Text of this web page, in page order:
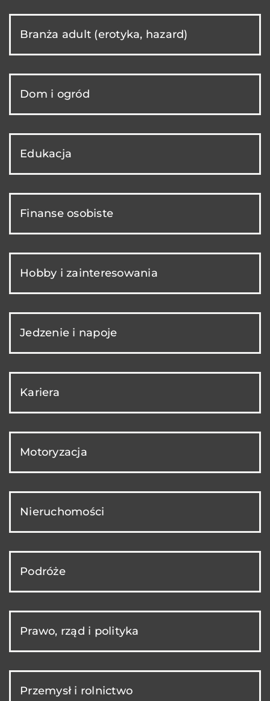
Branża adult (erotyka, hazard)
Dom i ogród
Edukacja
Finanse osobiste
Hobby i zainteresowania
Jedzenie i napoje
Kariera
Motoryzacja
Nieruchomości
Podróże
Prawo, rząd i polityka
Przemysł i rolnictwo